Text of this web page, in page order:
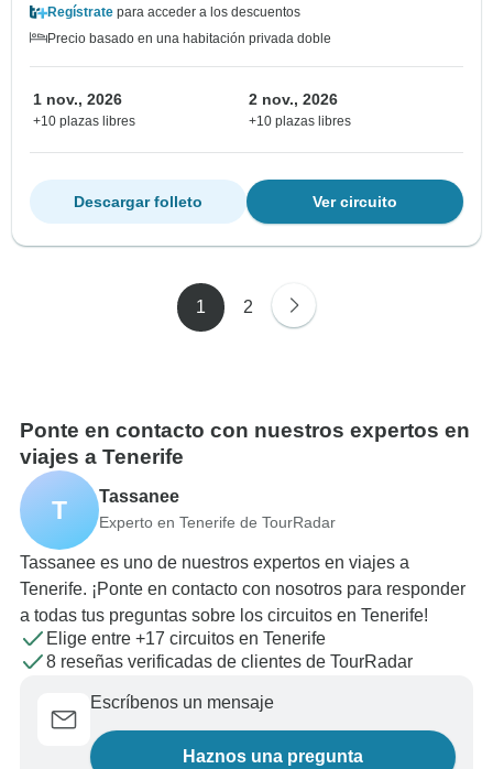
Regístrate para acceder a los descuentos
Precio basado en una habitación privada doble
1 nov., 2026
+10 plazas libres
2 nov., 2026
+10 plazas libres
Ver circuito
Descargar folleto
1 2
Ponte en contacto con nuestros expertos en
viajes a Tenerife
T Tassanee
Experto en Tenerife de TourRadar
Tassanee es uno de nuestros expertos en viajes a
Tenerife. ¡Ponte en contacto con nosotros para responder
a todas tus preguntas sobre los circuitos en Tenerife!
Elige entre +17 circuitos en Tenerife
8 reseñas verificadas de clientes de TourRadar
Escríbenos un mensaje
Haznos una pregunta